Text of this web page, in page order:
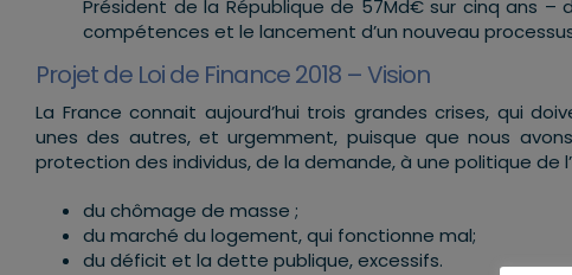
Président de la République de 57Md€ sur cinq ans
compétences et le lancement d’un nouveau
Projet de Loi de Finance 2018 – Vision
La France connait aujourd’hui trois grandes crises, qui
unes des autres, et urgemment, puisque que nous
protection des individus, de la demande, à une politique de
du chômage de masse ;
du marché du logement, qui fonctionne mal;
du déficit et la dette publique, excessifs.